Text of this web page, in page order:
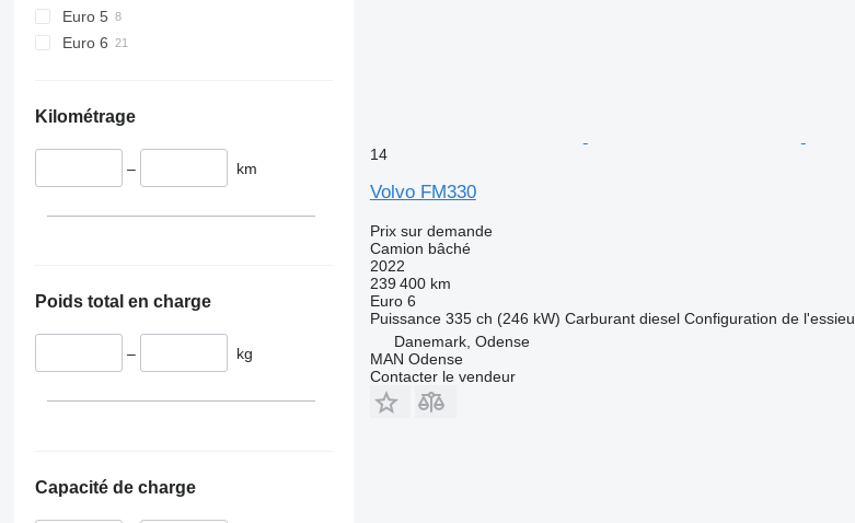
Euro 5
Euro 6
Kilométrage
– km
Poids total en charge
– kg
Capacité de charge
14
Volvo FM330
Prix sur demande
Camion bâché
2022
239 400 km
Euro 6
Puissance 335 ch (246 kW) Carburant diesel Configuration de l'essieu
Danemark, Odense
MAN Odense
Contacter le vendeur